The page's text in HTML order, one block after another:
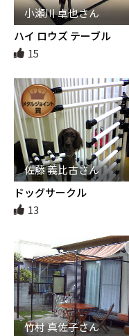
小瀬川 卓也さん
ハイ ロウズ テーブル
15
佐藤 義比古さん
ドッグサークル
13
竹村 真佐子さん